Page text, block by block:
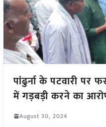
पांढुर्ना के पटवारी
में गड़बड़ी करने का
August 30, 2024